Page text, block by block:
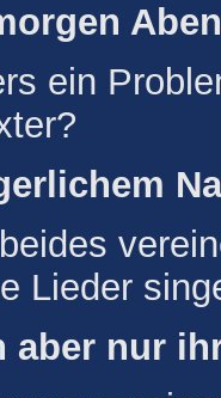
ein
Lieder
aber nur